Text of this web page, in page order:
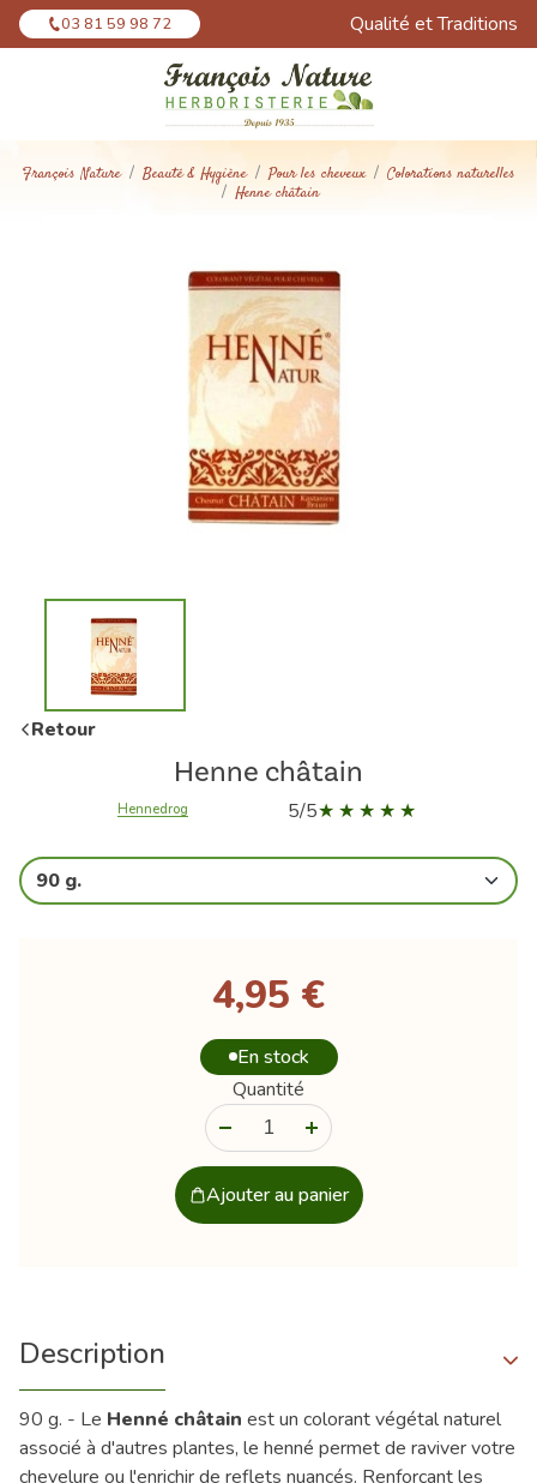
03 81 59 98 72 Qualité et Traditions
François Nature Beauté & Hygiène Pour les cheveux
Colorations naturelles
Henne châtain
Retour
Henne châtain
Hennedrog 5/5
90 g.
4,95 €
En stock
Quantité
Ajouter au panier
Description
90 g. - Le Henné châtain est un colorant végétal naturel
associé à d'autres plantes, le henné permet de raviver votre
chevelure ou l'enrichir de reflets nuancés. Renforçant les
Panneau de gestion des cookies